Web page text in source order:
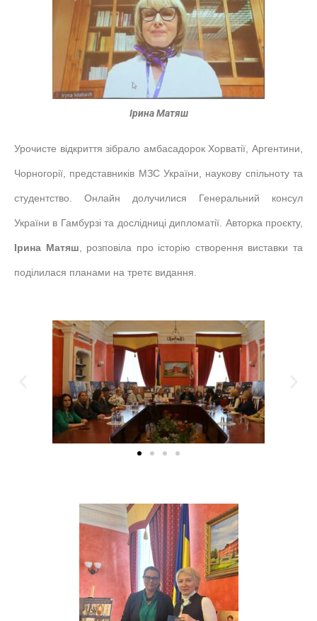
Урочисте відкриття зібрало амбасадорок Хорватії, Аргентини,
Чорногорії, представників МЗС України, наукову спільноту та
студентство. Онлайн долучилися Генеральний консул
України в Гамбурзі та дослідниці дипломатії. Авторка проєкту,
Ірина Матяш , розповіла про історію створення виставки та
поділилася планами на третє видання.
Ірина Матяш